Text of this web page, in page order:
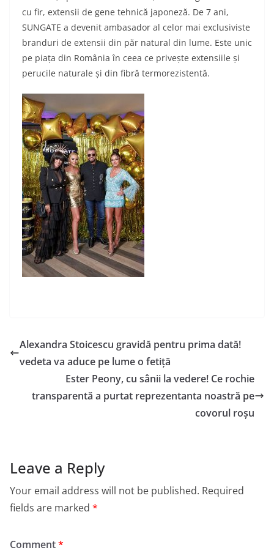
cu fir, extensii de gene tehnică japoneză. De 7 ani,
SUNGATE a devenit ambasador al celor mai exclusiviste
branduri de extensii din păr natural din lume. Este unic
pe piața din România în ceea ce privește extensiile și
perucile naturale și din fibră termorezistentă.
Alexandra Stoicescu gravidă pentru prima dată!
vedeta va aduce pe lume o fetiță
Ester Peony, cu sânii la vedere! Ce rochie
transparentă a purtat reprezentanta noastră pe
covorul roșu
Leave a Reply
Your email address will not be published. Required
fields are marked *
Comment*